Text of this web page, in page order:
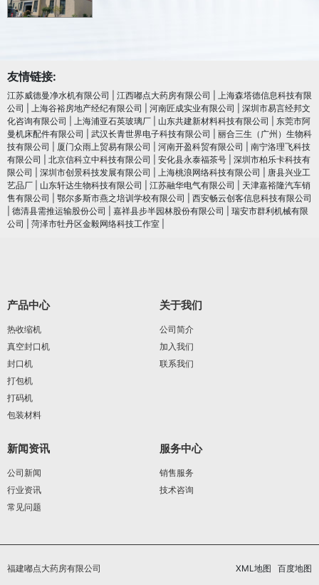
友情链接:
江苏威德曼净水机有限公司 江西嘟点大药房有限公司
上海森塔德信息科技有限
公司
上海谷裕房地产经纪有限公司 河南匠成实业有限公司
深圳市易言经邦文
化咨询有限公司
上海浦亚石英玻璃厂 山东共建新材料科技有限公司
东莞市阿
曼机床配件有限公司
武汉长青世界电子科技有限公司
丽合三生（广州）生物科
技有限公司
厦门众雨上贸易有限公司 河南开盈科贸有限公司
南宁洛理飞科技
有限公司
北京信科立中科技有限公司 安化县永泰福茶号
深圳市柏乐卡科技有
限公司
深圳市创景科技发展有限公司 上海桃浪网络科技有限公司
唐县兴业工
艺品厂
山东轩达生物科技有限公司 江苏融华电气有限公司
天津嘉裕隆汽车销
售有限公司
鄂尔多斯市燕之培训学校有限公司
西安畅云创客信息科技有限公司
德清县需推运输股份公司 嘉祥县步半园林股份有限公司
瑞安市群利机械有限
公司
菏泽市牡丹区金毅网络科技工作室
产品中心
热收缩机
真空封口机
封口机
打包机
打码机
包装材料
关于我们
公司简介
加入我们
联系我们
新闻资讯
公司新闻
行业资讯
常见问题
服务中心
销售服务
技术咨询
福建嘟点大药房有限公司 XML地图 百度地图